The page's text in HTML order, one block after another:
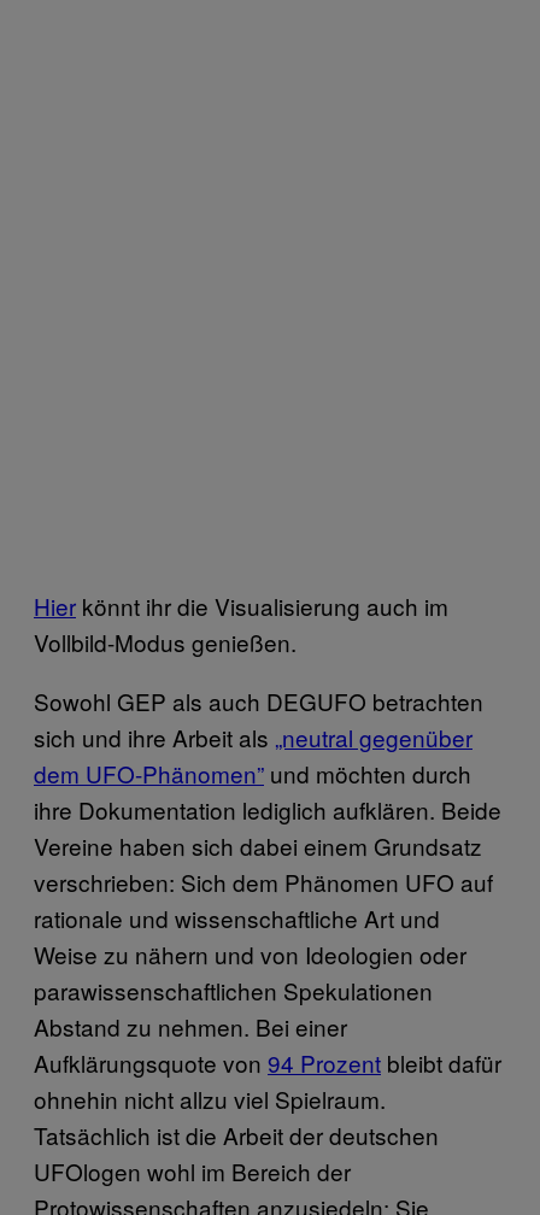
Hier könnt ihr die Visualisierung auch im
Vollbild-Modus genießen.
Sowohl GEP als auch DEGUFO betrachten
sich und ihre Arbeit als „neutral gegenüber
dem UFO-Phänomen” und möchten durch
ihre Dokumentation lediglich aufklären. Beide
Vereine haben sich dabei einem Grundsatz
verschrieben: Sich dem Phänomen UFO auf
rationale und wissenschaftliche Art und
Weise zu nähern und von Ideologien oder
parawissenschaftlichen Spekulationen
Abstand zu nehmen. Bei einer
Aufklärungsquote von 94 Prozent bleibt dafür
ohnehin nicht allzu viel Spielraum.
Tatsächlich ist die Arbeit der deutschen
UFOlogen wohl im Bereich der
Protowissenschaften anzusiedeln: Sie